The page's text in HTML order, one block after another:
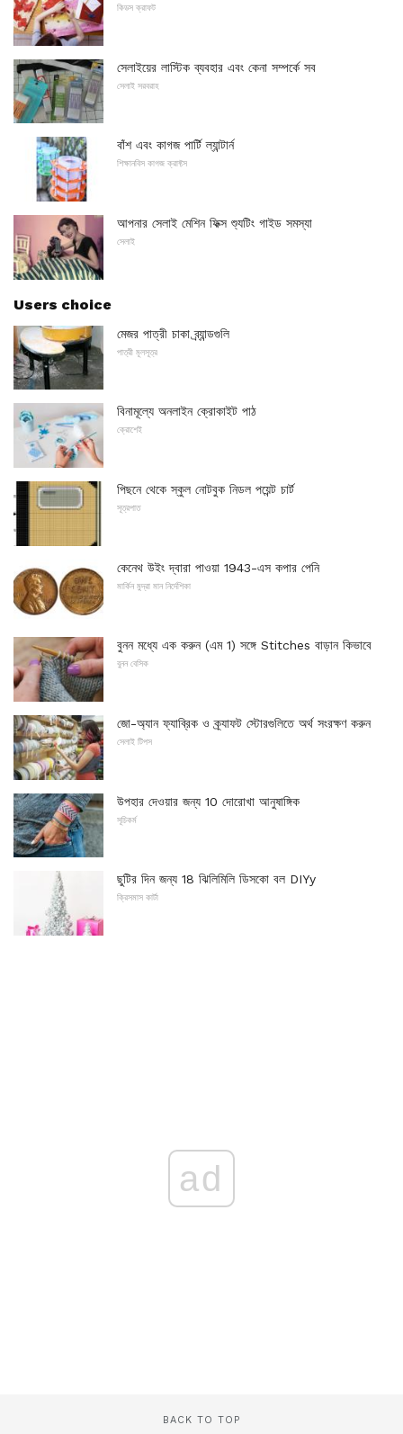
কিডস ক্রাফট
সেলাইয়ের লাস্টিক ব্যবহার এবং কেনা সম্পর্কে সব
সেলাই সরবরাহ
বাঁশ এবং কাগজ পার্টি ল্যান্টার্ন
শিক্ষানবিস কাগজ ক্রাফ্টস
আপনার সেলাই মেশিন ফিক্স শ্যুটিং গাইড সমস্যা
সেলাই
Users choice
মেজর পাত্রী চাকা ব্র্যান্ডগুলি
পাত্রী মূলসূত্র
বিনামূল্যে অনলাইন ক্রোকাইট পাঠ
ক্রোশেই
পিছনে থেকে স্কুল নোটবুক নিডল পয়েন্ট চার্ট
সূত্রপাত
কেনেথ উইং দ্বারা পাওয়া 1943-এস কপার পেনি
মার্কিন মুদ্রা মান নির্দেশিকা
বুনন মধ্যে এক করুন (এম 1) সঙ্গে Stitches বাড়ান কিভাবে
বুনন বেসিক
জো-অ্যান ফ্যাব্রিক ও ক্র্যাফট স্টোরগুলিতে অর্থ সংরক্ষণ করুন
সেলাই টিপস
উপহার দেওয়ার জন্য 10 দোরোখা আনুষাঙ্গিক
সূচিকর্ম
ছুটির দিন জন্য 18 ঝিলিমিলি ডিসকো বল DIYy
ক্রিসমাস কার্টা
ad
BACK TO TOP